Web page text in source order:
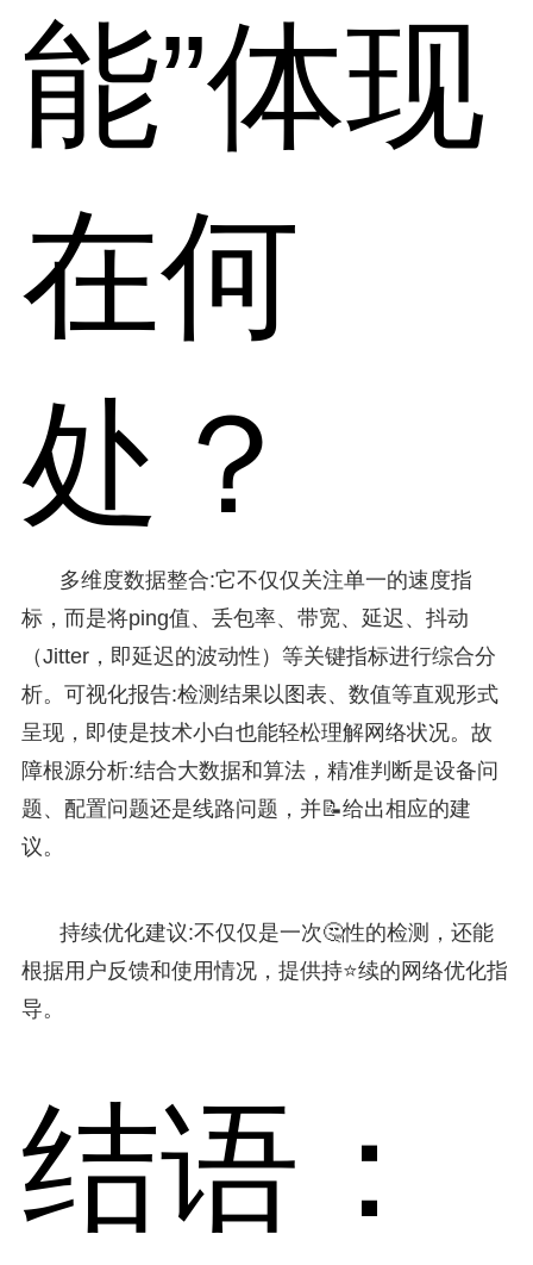
能”体现
在何
处？
多维度数据整合:它不仅仅关注单一的速度指
标，而是将ping值、丢包率、带宽、延迟、抖动
（Jitter，即延迟的波动性）等关键指标进行综合分
析。可视化报告:检测结果以图表、数值等直观形式
呈现，即使是技术小白也能轻松理解网络状况。故
障根源分析:结合大数据和算法，精准判断是设备问
题、配置问题还是线路问题，并📝给出相应的建
议。
持续优化建议:不仅仅是一次🤔性的检测，还能
根据用户反馈和使用情况，提供持⭐续的网络优化指
导。
结语：